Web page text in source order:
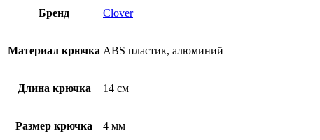
Бренд Clover
Материал крючка ABS пластик, алюминий
Длина крючка 14 см
Размер крючка 4 мм